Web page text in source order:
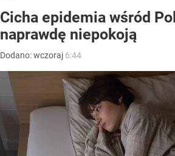
Cicha epidemia wśród
naprawdę niepokoją
Dodano:wczoraj 6:44